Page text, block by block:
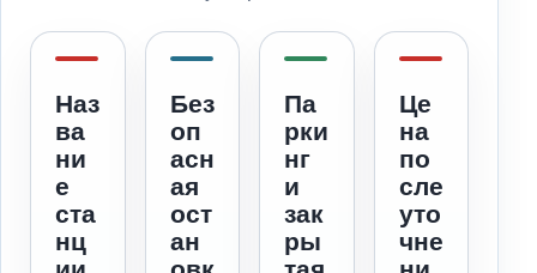
Наз
ва
ни
е
ста
нц
Без
оп
асн
ая
ост
ан
Па
рки
нг
и
зак
ры
Це
на
по
сле
уто
чне